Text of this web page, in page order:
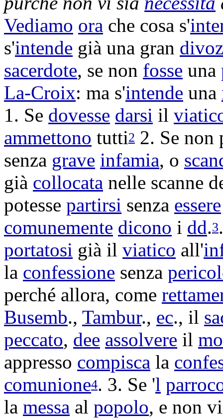
Vediamo ora che cosa s'
s'intende già una gran
sacerdote, se non fosse una
La-Croix: ma s'intende una
1. Se dovesse darsi il
ammettono tutti2 2. Se non
senza grave infamia, o
già collocata nelle scanne
potesse partirsi senza essere
comunemente dicono i dd.3
portatosi già il viatico all'
la confessione senza
perché allora, come
Busemb., Tambur., ec., il
peccato, dee assolvere il
appresso compisca la
comunione4. 3. Se 'l
la messa al popolo, e non